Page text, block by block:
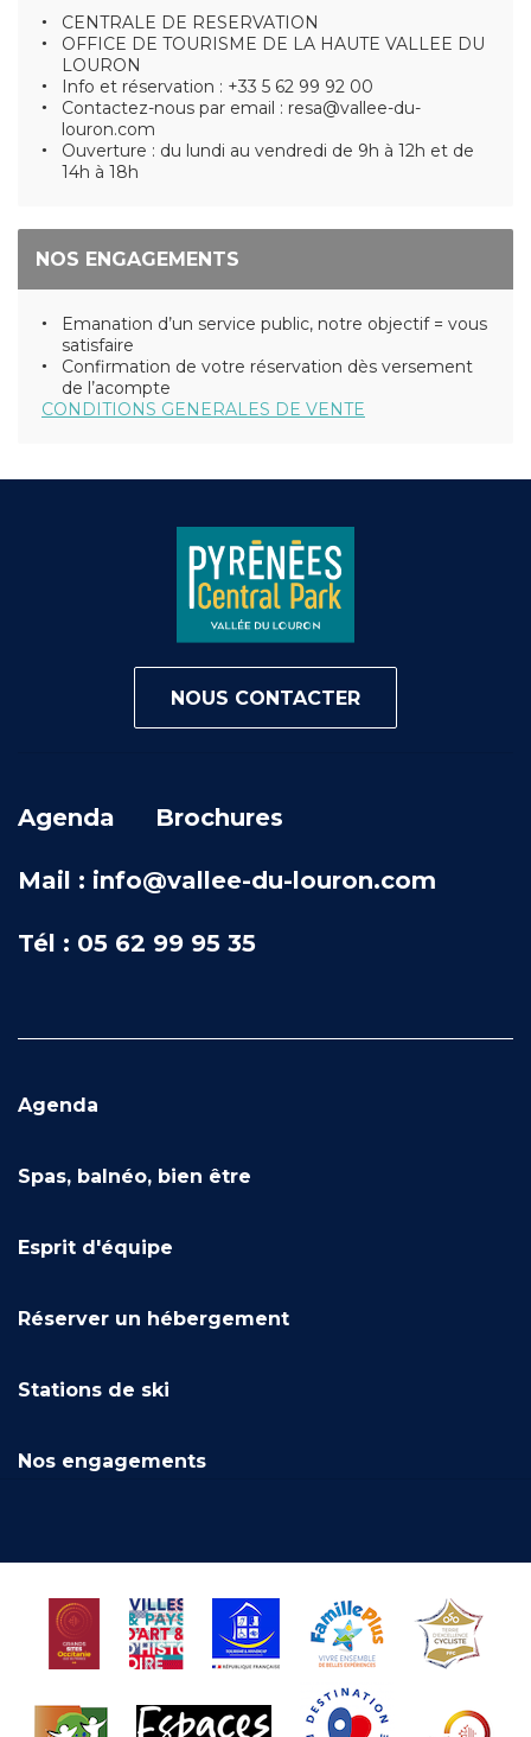
CENTRALE DE RESERVATION
OFFICE DE TOURISME DE LA HAUTE VALLEE DU
LOURON
Info et réservation : +33 5 62 99 92 00
Contactez-nous par email : resa@vallee-du-
louron.com
Ouverture : du lundi au vendredi de 9h à 12h et de
14h à 18h
NOS ENGAGEMENTS
Emanation d’un service public, notre objectif = vous
satisfaire
Confirmation de votre réservation dès versement
de l’acompte
CONDITIONS GENERALES DE VENTE
NOUS CONTACTER
Agenda Brochures
Mail : info@vallee-du-louron.com
Tél : 05 62 99 95 35
Agenda
Spas, balnéo, bien être
Esprit d'équipe
Réserver un hébergement
Stations de ski
Nos engagements